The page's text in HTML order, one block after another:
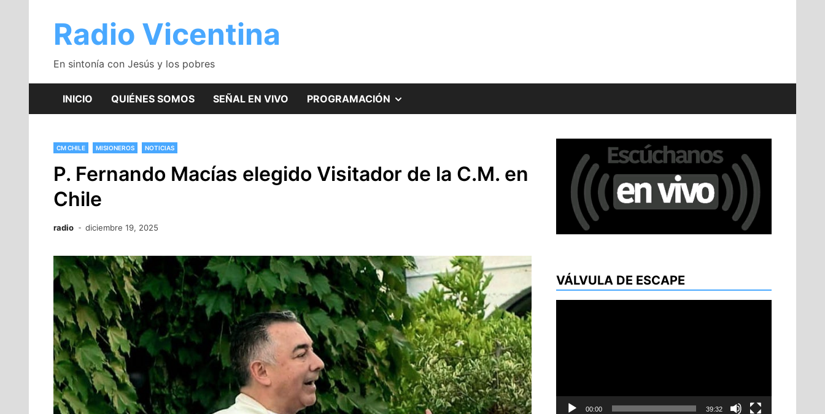
contenidoRadio Vicentina
En sintonía con Jesús y los pobres
INICIO QUIÉNES SOMOS SEÑAL EN VIVO PROGRAMACIÓN
CM CHILE MISIONEROS NOTICIAS
P. Fernando Macías elegido Visitador de la C.M. en
Chile
radio diciembre 19, 2025
VÁLVULA DE ESCAPE
00:00 39:32